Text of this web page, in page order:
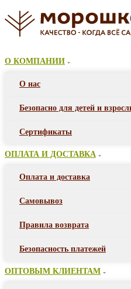
О КОМПАНИИ
О нас
Безопасно для детей и
Сертификаты
ОПЛАТА И ДОСТАВКА
Оплата и доставка
Самовывоз
Правила возврата
Безопасность платежей
ОПТОВЫМ КЛИЕНТАМ